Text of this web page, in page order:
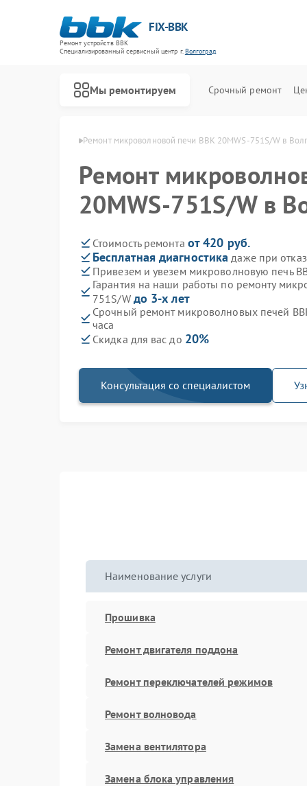
FIX-BBK
Ремонт устройств BBK
Специализированный cервисный центр г.Волгоград
Мы ремонтируем Срочный ремонт
BBK в Волгограде Ремонт микроволновой печи BBK 20MWS-751S/W в
Ремонт
20MWS-751S/W в
Стоимость ремонта от 420 руб.
Бесплатная диагностика даже при
Привезем и увезем микроволновую печь
Гарантия на наши работы по ремонту
751S/W до 3-х лет
Срочный ремонт микроволновых печей
часа
Скидка для вас до 20%
Консультация со специалистом
Наименование услуги
Прошивка
Ремонт двигателя поддона
Ремонт переключателей режимов
Ремонт волновода
Замена вентилятора
Замена блока управления